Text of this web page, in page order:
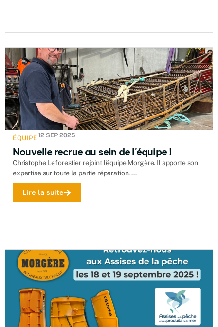
ÉQUIPE12 SEP 2025
Nouvelle recrue au sein de l'équipe !
Christophe Leforestier rejoint l'équipe Morgère. Il apporte son
expertise sur toute la partie réparation. ...
Lire la suite